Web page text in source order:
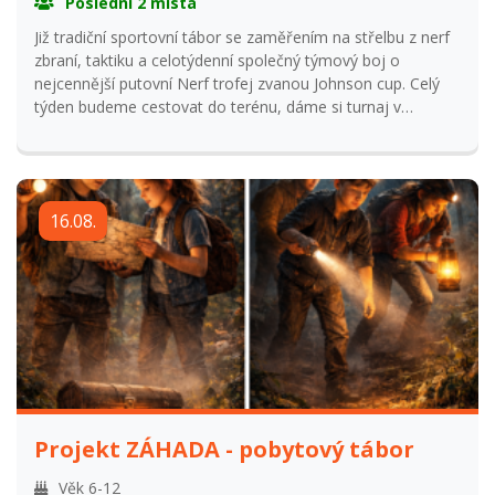
Již tradiční sportovní tábor se zaměřením na střelbu z nerf
zbraní, taktiku a celotýdenní společný týmový boj o
nejcennější putovní Nerf trofej zvanou Johnson cup. Celý
týden budeme cestovat do terénu, dáme si turnaj v
Tábor bude probíhat denně od 8 do 16 hodin, předposlední
den s přespáním. Přihlašování od 1.1.2026 do 31.5.2026
Přihlášení po uzavření přihlašování navýšení ceny o 15% z
ceny tábora a odsouhlasení s vedoucím tábora. Storno
podmínky: Vratka 95% při odhlášení do 31. května. Vratka
50% při odhlášení od 31. května do začátku tábora. Vratka
0% při odhlášení na začátku tábora.
16.08.
Projekt ZÁHADA - pobytový tábor
Věk 6-12